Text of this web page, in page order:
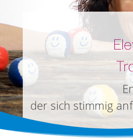
der sich stimmig